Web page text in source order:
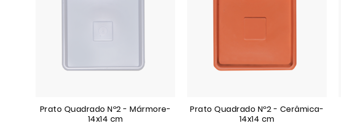
Prato Quadrado Nº2 - Mármore-
14x14 cm
Prato Quadrado Nº2 - Cerâmica-
14x14 cm